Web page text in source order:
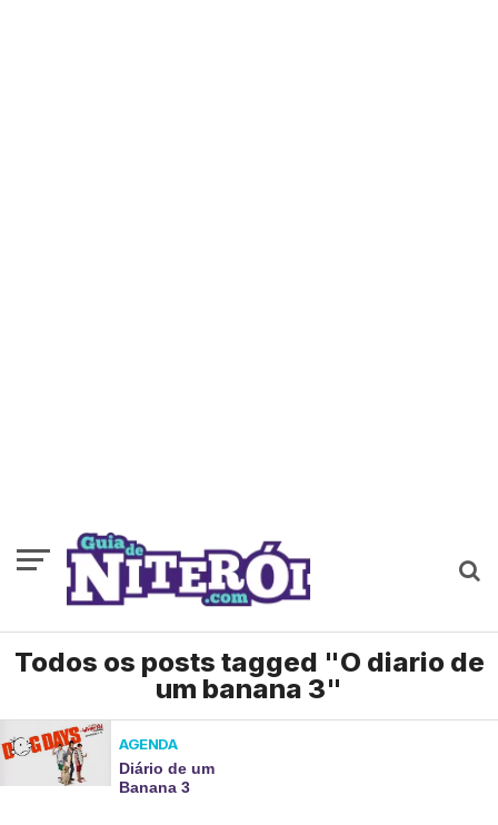
Todos os posts tagged "O diario de
um banana 3"
AGENDA
Diário de um
Banana 3